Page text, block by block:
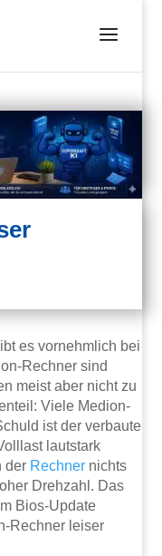
es vornehmlich bei
Rechner sind
meist aber nicht zu
Viele Medion-
ist der verbaute
lautstark
der Rechner nichts
Drehzahl. Das
Bios-Update
Rechner leiser